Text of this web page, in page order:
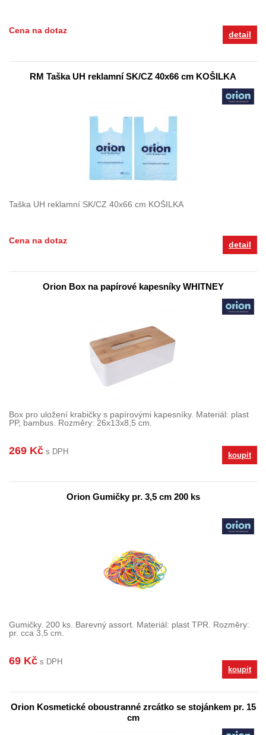
Cena na dotaz detail
RM Taška UH reklamní SK/CZ 40x66 cm KOŠILKA
Taška UH reklamní SK/CZ 40x66 cm KOŠILKA
Cena na dotaz detail
Orion Box na papírové kapesníky WHITNEY
Box pro uložení krabičky s papírovými kapesníky. Materiál: plast
PP, bambus. Rozměry: 26x13x8,5 cm.
269 Kč s DPH koupit
Orion Gumičky pr. 3,5 cm 200 ks
Gumičky. 200 ks. Barevný assort. Materiál: plast TPR. Rozměry:
pr. cca 3,5 cm.
69 Kč s DPH
koupit
Orion Kosmetické oboustranné zrcátko se stojánkem pr. 15
cm